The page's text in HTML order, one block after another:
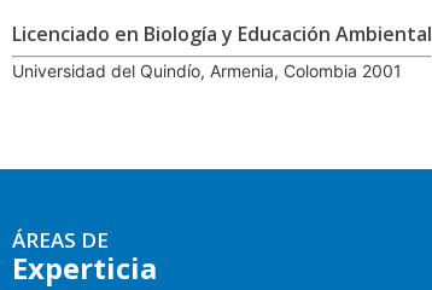
Licenciado en Biología y Educación Ambiental
Universidad del Quindío, Armenia, Colombia 2001
ÁREAS DE
Experticia